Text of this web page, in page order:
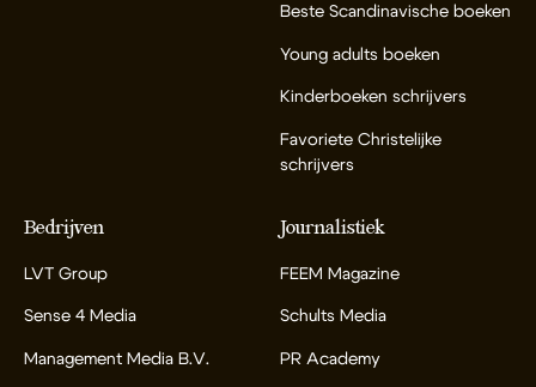
Beste Scandinavische boeken
Young adults boeken
Kinderboeken schrijvers
Favoriete Christelijke
schrijvers
Bedrijven
LVT Group
Sense 4 Media
Management Media B.V.
Journalistiek
FEEM Magazine
Schults Media
PR Academy